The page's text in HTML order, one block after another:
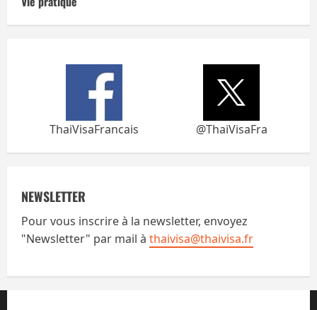
ThaiVisaFrancais @ThaiVisaFra
NEWSLETTER
Pour vous inscrire à la newsletter, envoyez
"Newsletter" par mail à thaivisa@thaivisa.fr